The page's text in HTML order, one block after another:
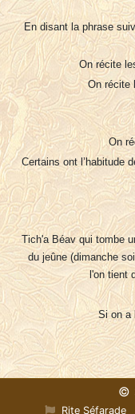
En disant la phrase
On récite
On récite
On
Certains ont l’habitude
Tich'a Béav qui tombe
du jeûne (dimanche
l'on tient
Si on a
©
Rite Séfarade